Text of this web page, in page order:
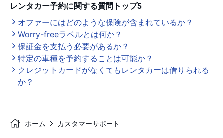
レンタカー予約に関する質問トップ5
オファーにはどのような保険が含まれているか？
Worry-freeラベルとは何か？
保証金を支払う必要があるか？
特定の車種を予約することは可能か？
クレジットカードがなくてもレンタカーは借りられる
か？
ホーム カスタマーサポート